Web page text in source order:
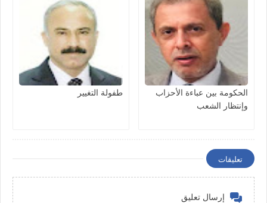
الحكومة بين عباءة الأحزاب
وإنتظار الشعب
طفولة التغيير
تعليقات
إرسال تعليق